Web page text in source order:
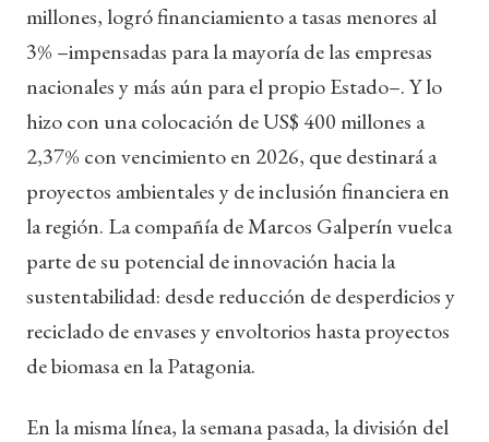
millones, logró financiamiento a tasas menores al
3% –impensadas para la mayoría de las empresas
nacionales y más aún para el propio Estado–. Y lo
hizo con una colocación de US$ 400 millones a
2,37% con vencimiento en 2026, que destinará a
proyectos ambientales y de inclusión financiera en
la región. La compañía de Marcos Galperín vuelca
parte de su potencial de innovación hacia la
sustentabilidad: desde reducción de desperdicios y
reciclado de envases y envoltorios hasta proyectos
de biomasa en la Patagonia.
En la misma línea, la semana pasada, la división del